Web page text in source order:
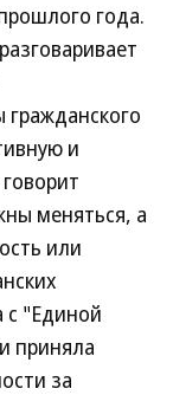
года.
и
меняться, а
или
с "Единой
приняла
за